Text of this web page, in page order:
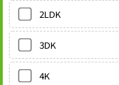
2LDK
3DK
4K